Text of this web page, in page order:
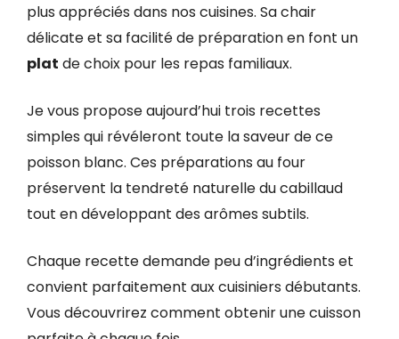
plus appréciés dans nos cuisines. Sa chair
délicate et sa facilité de préparation en font un
plat de choix pour les repas familiaux.
Je vous propose aujourd’hui trois recettes
simples qui révéleront toute la saveur de ce
poisson blanc. Ces préparations au four
préservent la tendreté naturelle du cabillaud
tout en développant des arômes subtils.
Chaque recette demande peu d’ingrédients et
convient parfaitement aux cuisiniers débutants.
Vous découvrirez comment obtenir une cuisson